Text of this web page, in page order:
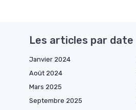
Les articles par date
Janvier 2024
Août 2024
Mars 2025
Septembre 2025